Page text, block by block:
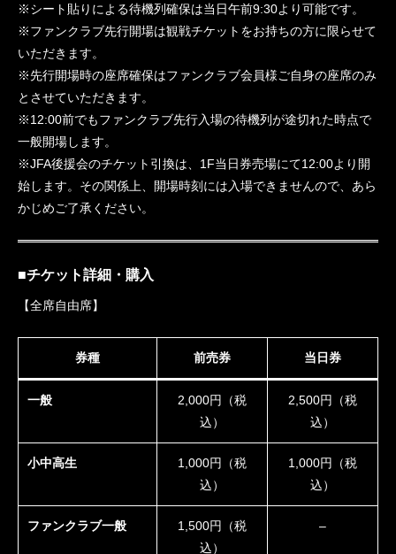
※シート貼りによる待機列確保は当日午前9:30より可能です。
※ファンクラブ先行開場は観戦チケットをお持ちの方に限らせて
いただきます。
※先行開場時の座席確保はファンクラブ会員様ご自身の座席のみ
とさせていただきます。
※12:00前でもファンクラブ先行入場の待機列が途切れた時点で
一般開場します。
※JFA後援会のチケット引換は、1F当日券売場にて12:00より開
始します。その関係上、開場時刻には入場できませんので、あら
かじめご了承ください。
■チケット詳細・購入
【全席自由席】
券種 前売券 当日券
一般
2,000円（税
込）
2,500円（税
込）
小中高生
1,000円（税
込）
1,000円（税
込）
ファンクラブ一般
1,500円（税
込）
–